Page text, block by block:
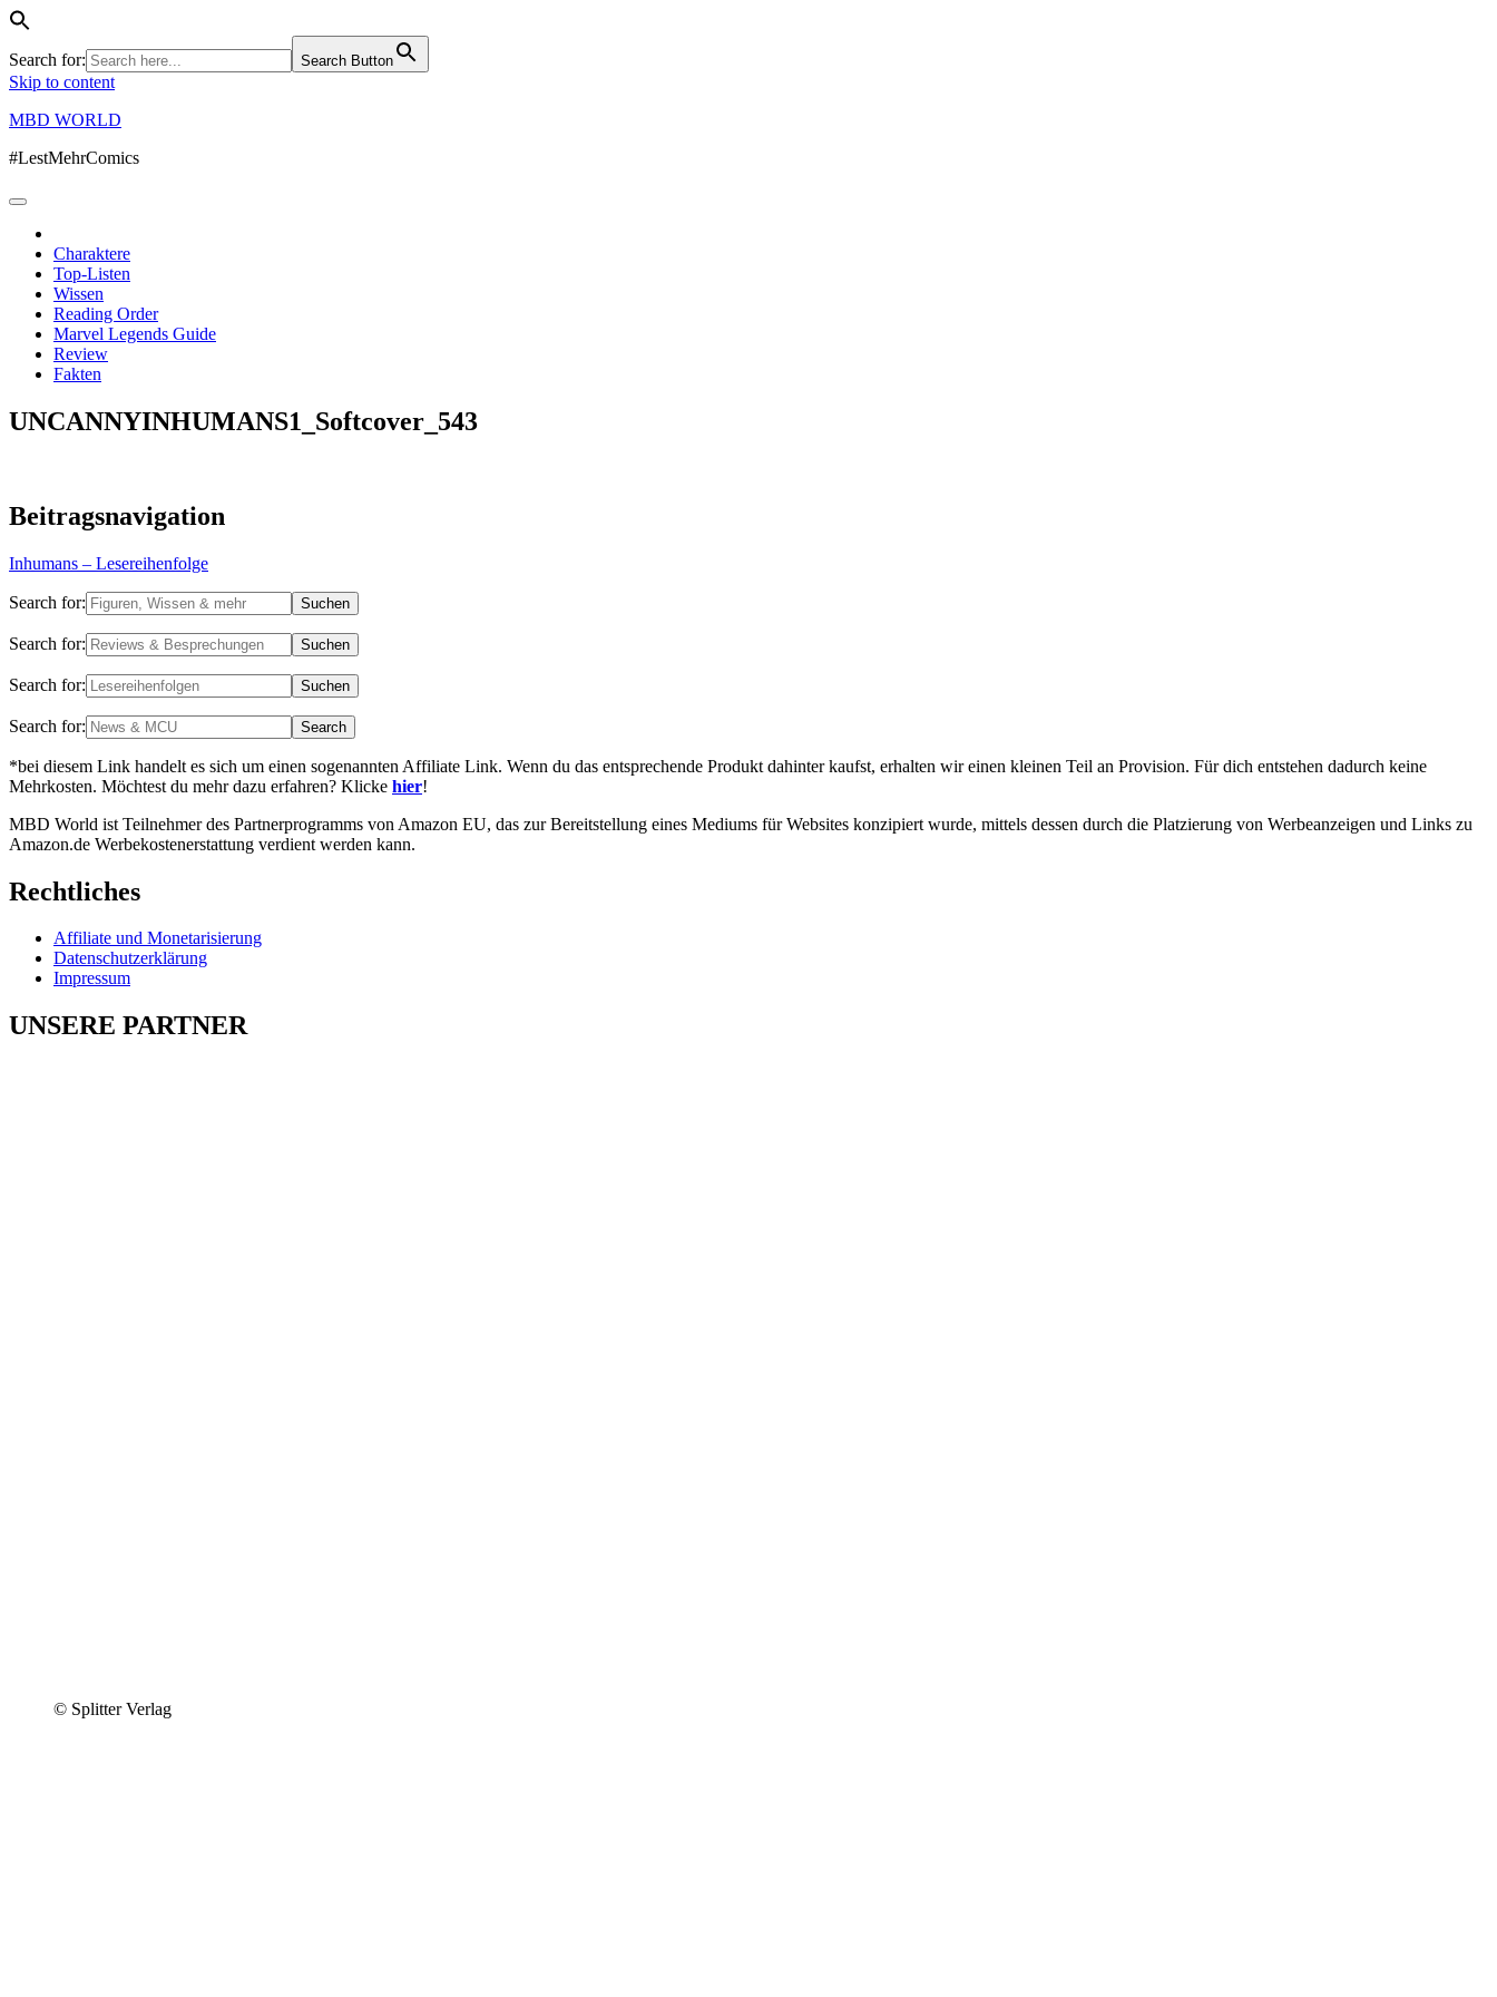
Search for: Search Button
Skip to content
MBD WORLD
#LestMehrComics
Charaktere
Top-Listen
Wissen
Reading Order
Marvel Legends Guide
Review
Fakten
UNCANNYINHUMANS1_Softcover_543
Beitragsnavigation
Inhumans – Lesereihenfolge
Search for:
Search for:
Search for:
Search for:
*bei diesem Link handelt es sich um einen sogenannten Affiliate Link. Wenn du das entsprechende Produkt dahinter kaufst, erhalten wir einen kleinen Teil an Provision. Für dich entstehen dadurch keine
Mehrkosten. Möchtest du mehr dazu erfahren? Klicke hier!
MBD World ist Teilnehmer des Partnerprogramms von Amazon EU, das zur Bereitstellung eines Mediums für Websites konzipiert wurde, mittels dessen durch die Platzierung von Werbeanzeigen und Links zu
Amazon.de Werbekostenerstattung verdient werden kann.
Rechtliches
Affiliate und Monetarisierung
Datenschutzerklärung
Impressum
UNSERE PARTNER
© Splitter Verlag